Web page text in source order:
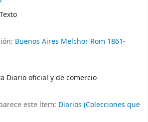
Texto
Buenos Aires Melchor Rom 1861-
Diario oficial y de comercio
este ítem: Diarios (Colecciones que